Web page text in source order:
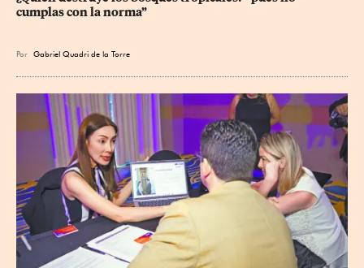
cumplas con la norma”
Por Gabriel Quadri de la Torre